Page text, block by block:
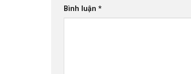
Bình luận *